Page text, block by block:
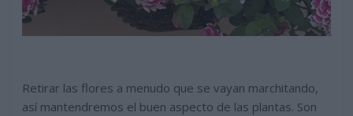
Retirar las flores a menudo que se vayan marchitando,
así mantendremos el buen aspecto de las plantas. Son